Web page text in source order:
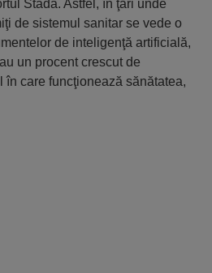
Stada. Astfel, în ţări unde
de sistemul sanitar se vede o
de inteligenţă artificială,
un procent crescut de
în care funcţionează sănătatea,